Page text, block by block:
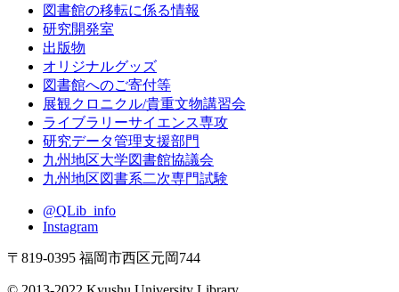
図書館の移転に係る情報
研究開発室
出版物
オリジナルグッズ
図書館へのご寄付等
展観クロニクル/貴重文物講習会
ライブラリーサイエンス専攻
研究データ管理支援部門
九州地区大学図書館協議会
九州地区図書系二次専門試験
@QLib_info
Instagram
〒819-0395 福岡市西区元岡744